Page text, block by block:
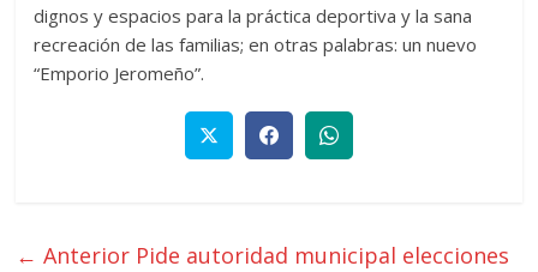
dignos y espacios para la práctica deportiva y la sana
recreación de las familias; en otras palabras: un nuevo
“Emporio Jeromeño”.
← Anterior Pide autoridad municipal elecciones